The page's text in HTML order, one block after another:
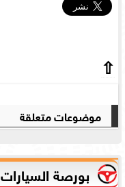
⇧
موضوعات متعلقة
بورصة السيارات